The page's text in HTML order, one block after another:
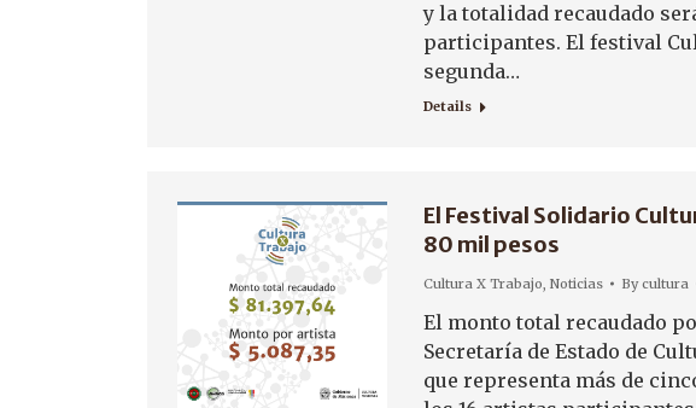
y la totalidad recaudado
participantes. El festival
segunda…
Details
El Festival Solidario
80 mil pesos
Cultura X Trabajo, Noticias Bycultura
El monto total recaudado
Secretaría de Estado de
que representa más de